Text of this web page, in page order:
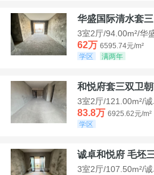
华盛国际清水套三
3室2厅/94.00m²/华
62万 6595.74元/m²
学区
满两年
和悦府套三双卫
3室2厅/121.00m²/
83.8万 6925.62元/m²
学区
诚卓和悦府 毛坯
3室2厅/107.50m²/